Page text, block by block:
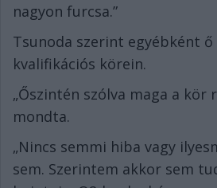
nagyon furcsa.”
Tsunoda szerint egyébként
kvalifikációs körein.
„Őszintén szólva maga a kör
mondta.
„Nincs semmi hiba vagy
sem. Szerintem akkor sem